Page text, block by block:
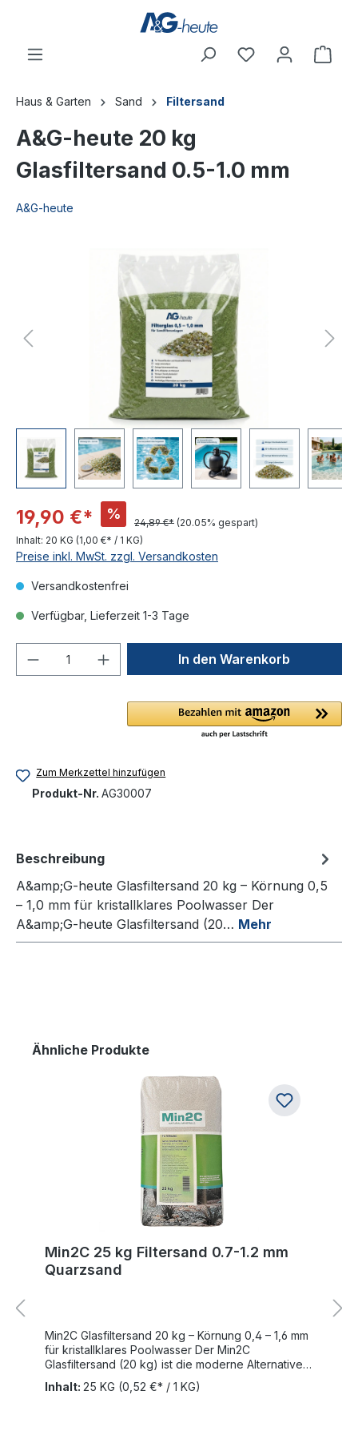
Haus & Garten Sand Filtersand
A&G-heute 20 kg
Glasfiltersand 0.5-1.0 mm
A&G-heute
19,90 €* %
24,89 €* (20.05% gespart)
Inhalt: 20 KG (1,00 €* / 1 KG)
Preise inkl. MwSt. zzgl. Versandkosten
Versandkostenfrei
Verfügbar, Lieferzeit 1-3 Tage
Produkt Anzahl: Gib denIn den Warenkorb
Zum Merkzettel hinzufügen
Produkt-Nr. AG30007
Beschreibung
A&amp;G-heute Glasfiltersand 20 kg – Körnung 0,5
– 1,0 mm für kristallklares Poolwasser Der
A&amp;G-heute Glasfiltersand (20… Mehr
Ähnliche Produkte
Min2C 25 kg Filtersand 0.7-1.2 mm
Quarzsand
Min2C Glasfiltersand 20 kg – Körnung 0,4 – 1,6 mm
für kristallklares Poolwasser Der Min2C
Glasfiltersand (20 kg) ist die moderne Alternative
zu herkömmlichem Filtersand. Hergestellt aus
100 % Recyclingglas, bietet er eine verbesserte
Inhalt: 25 KG (0,52 €* / 1 KG)